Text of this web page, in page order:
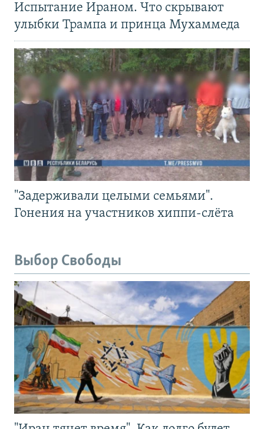
Испытание Ираном. Что скрывают
улыбки Трампа и принца Мухаммеда
"Задерживали целыми семьями".
Гонения на участников хиппи-слёта
Выбор Свободы